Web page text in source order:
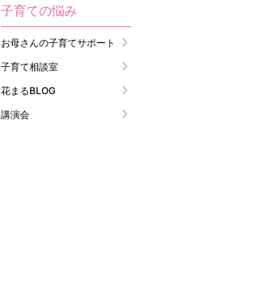
子育ての悩み
お母さんの子育てサポート
子育て相談室
花まるBLOG
講演会